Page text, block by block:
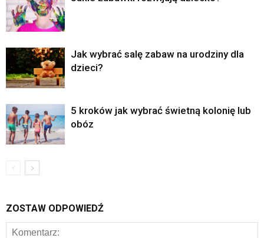
Jak wybrać salę zabaw na urodziny dla
dzieci?
5 kroków jak wybrać świetną kolonię lub
obóz
ZOSTAW ODPOWIEDŹ